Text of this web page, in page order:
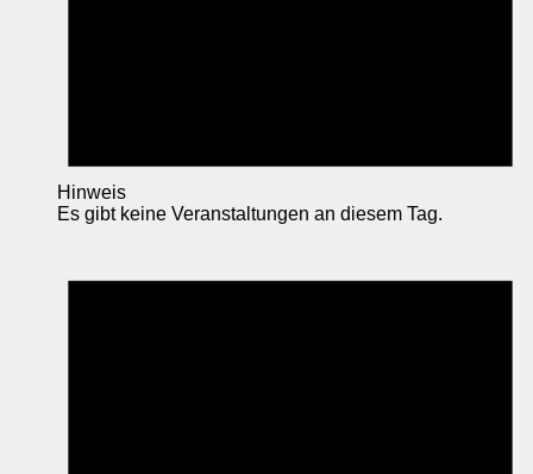
Hinweis
Es gibt keine Veranstaltungen an diesem Tag.